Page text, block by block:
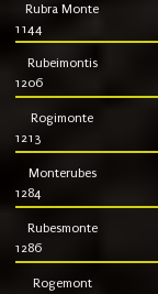
Rubra Monte
1144
Rubeimontis
1206
Rogimonte
1213
Monterubes
1284
Rubesmonte
1286
Rogemont